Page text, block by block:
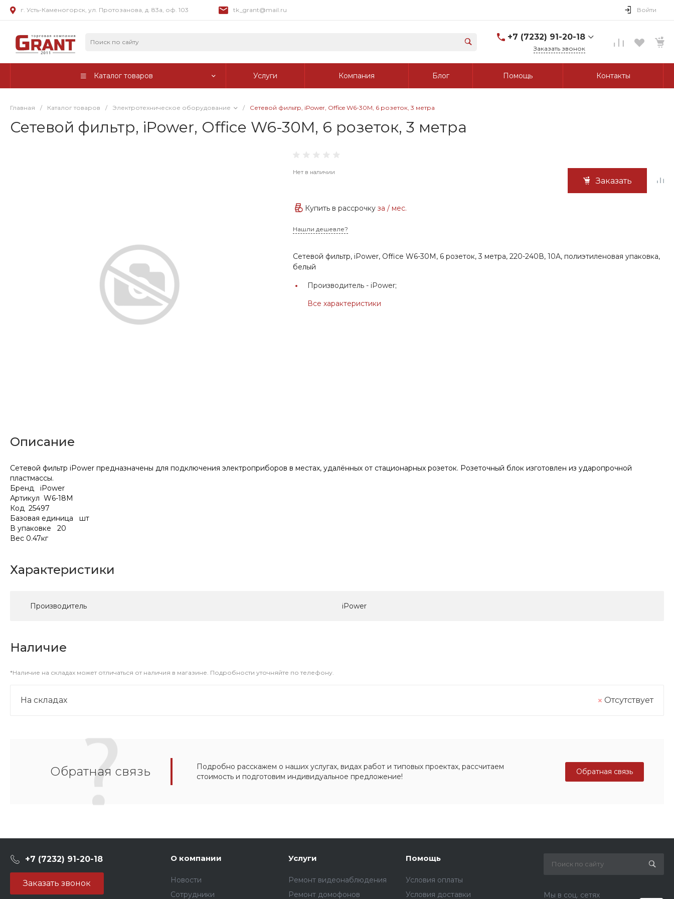
г. Усть-Каменогорск, ул. Протозанова, д. 83а, оф. 103 tk_grant@mail.ru Войти
+7 (7232) 91-20-18
г. Усть-Каменогорск, ул.
Заказать звонок
Каталог товаров Услуги Компания Блог Помощь Контакты
Главная / Каталог товаров / Электротехническое оборудование / Сетевой фильтр, iPower, Office W6-30M, 6 розеток, 3 метра
Сетевой фильтр, iPower, Office W6-30M, 6 розеток, 3 метра
Нет в наличии
Заказать
Купить в рассрочкуза/ мес.
Нашли дешевле?
Сетевой фильтр, iPower, Office W6-30M, 6 розеток, 3 метра, 220-240В, 10A, полиэтиленовая упаковка,
белый
Производитель - iPower;
Все характеристики
Описание
Сетевой фильтр iPower предназначены для подключения электроприборов в местах, удалённых от стационарных розеток. Розеточный блок изготовлен из ударопрочной
пластмассы.
Бренд iPower
Артикул W6-18M
Код 25497
Базовая единица шт
В упаковке 20
Вес 0.47кг
Характеристики
Производитель iPower
Наличие
*Наличие на складах может отличаться от наличия в магазине. Подробности уточняйте по телефону.
На складах Отсутствует
Обратная связь
Подробно расскажем о наших услугах, видах работ и типовых проектах, рассчитаем
стоимость и подготовим индивидуальное предложение!
Обратная связь
+7 (7232) 91-20-18
Заказать звонок
О компании
Новости
Сотрудники
Услуги
Ремонт видеонаблюдения
Ремонт домофонов
Помощь
Условия оплаты
Условия доставки
Мы в соц. сетях